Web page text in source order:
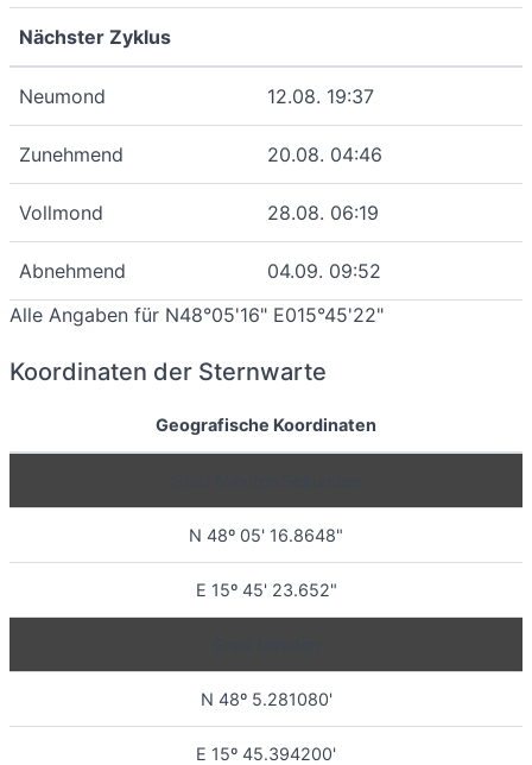
Nächster Zyklus
Neumond 12.08. 19:37
Zunehmend 20.08. 04:46
Vollmond 28.08. 06:19
Abnehmend
04.09. 09:52
Alle Angaben für N48°05'16" E015°45'22"
Koordinaten der Sternwarte
Geografische Koordinaten
N 48º 05' 16.8648"
E 15º 45' 23.652"
N 48º 5.281080'
E 15º 45.394200'